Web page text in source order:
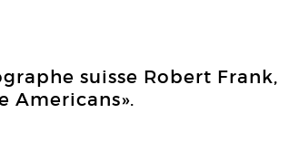
suisse Robert Frank,
Americans».